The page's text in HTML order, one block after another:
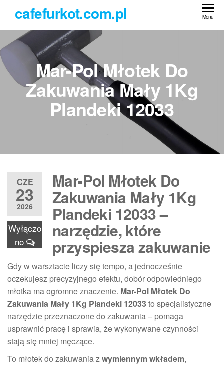
treści
cafefurkot.com.pl Menu
Mar-Pol Młotek Do
Zakuwania Mały 1Kg
Plandeki 12033
CZE
23
2026
Wyłączo
no
Mar-Pol Młotek Do
Zakuwania Mały 1Kg
Plandeki 12033 –
narzędzie, które
przyspiesza zakuwanie
Gdy w warsztacie liczy się tempo, a jednocześnie
oczekujesz precyzyjnego efektu, dobór odpowiedniego
młotka ma ogromne znaczenie. Mar-Pol Młotek Do
Zakuwania Mały 1Kg Plandeki 12033to specjalistyczne
narzędzie przeznaczone do zakuwania – pomaga
usprawnić pracę i sprawia, że wykonywane czynności
stają się mniej męczące.
To młotek do zakuwania zwymiennym wkładem,